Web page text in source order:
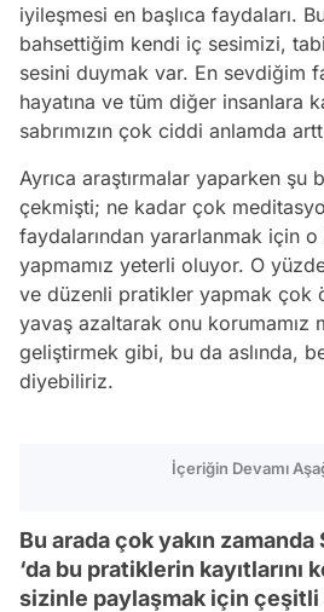
iyileşmesi en başlıca faydaları.
bahsettiğim kendi iç sesimizi,
sesini duymak var. En sevdiğim
hayatına ve tüm diğer insanlara
sabrımızın çok ciddi anlamda
Ayrıca araştırmalar yaparken
çekmişti; ne kadar çok
faydalarından yararlanmak için
yapmamız yeterli oluyor. O
ve düzenli pratikler yapmak çok
yavaş azaltarak onu korumamız
geliştirmek gibi, bu da aslında,
diyebiliriz.
İçeriğin Devamı
Bu arada çok yakın
‘da bu pratiklerin kayıtlarını
sizinle paylaşmak için çeşitli